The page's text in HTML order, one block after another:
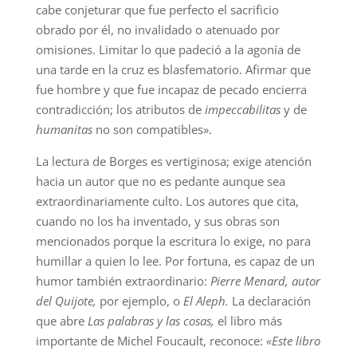
cabe conjeturar que fue perfecto el sacrificio
obrado por él, no invalidado o atenuado por
omisiones. Limitar lo que padeció a la agonía de
una tarde en la cruz es blasfematorio. Afirmar que
fue hombre y que fue incapaz de pecado encierra
contradicción; los atributos de impeccabilitasy de
humanitasno son compatibles».
La lectura de Borges es vertiginosa; exige atención
hacia un autor que no es pedante aunque sea
extraordinariamente culto. Los autores que cita,
cuando no los ha inventado, y sus obras son
mencionados porque la escritura lo exige, no para
humillar a quien lo lee. Por fortuna, es capaz de un
humor también extraordinario: Pierre Menard, autor
del Quijote, por ejemplo, o El Aleph. La declaración
que abre Las palabras y las cosas, el libro más
importante de Michel Foucault, reconoce: «Este libro